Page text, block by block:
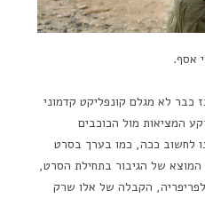
אסף.
כבר לא מגלם קונפליקט קדמוני
המציאות מול הכוכבים
לחשוב ככה, כמו בערך בסרט
המוצא של הגיבור בתחילת הסרט,
הקבלה של אלו שרק